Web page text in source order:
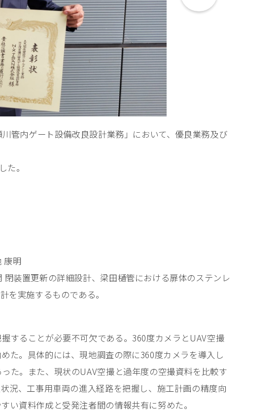
管内ゲート設備改良設計業務」において、優良業務及び
。
康明
装置更新の詳細設計、梁田樋管における扉体のステンレ
を実施するものである。
することが必要不可⽋である。360度カメラとUAV空撮
た。具体的には、現地調査の際に360度カメラを導⼊し
た。また、現状のUAV空撮と過年度の空撮資料を⽐較す
況、⼯事⽤⾞両の進⼊経路を把握し、施⼯計画の精度向
い資料作成と受発注者間の情報共有に努めた。